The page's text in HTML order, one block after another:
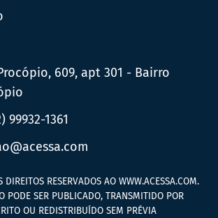
609, apt 301 - Bairro
99932-1361
RESERVADOS AO WWW.ACESSA.COM.
PODE SER PUBLICADO, TRANSMITIDO POR
OU REDISTRIBUÍDO SEM PRÉVIA